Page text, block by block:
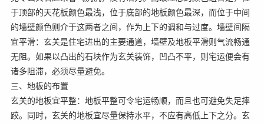
于顶部的天花板颜色最浅，位于底部的地板颜色最深，而位于中间
的墙壁颜色则介于这两者之间，作为上下的调和与过度。墙壁间隔
宜平滑：玄关是住宅进出的主要通道，墙壁及地板平滑则气流畅通
无阻。如果以凸出的石块作为玄关装饰，凹凸不平，则宅运便会有
诸多阻滞，必须尽量避免。
三、地板的布置
玄关的地板宜平整：地板平整可令宅运畅顺，而且也可避免失足摔
跤。同时，玄关的地板宜尽量保持水平，不应有高低上下之分。玄